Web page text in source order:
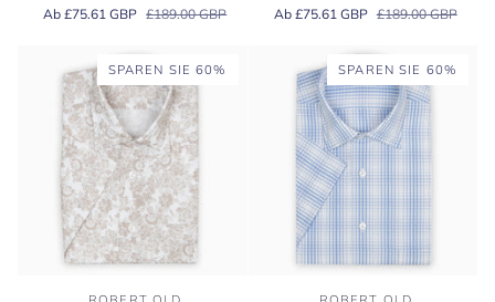
Ab £75.61 GBP £189.00 GBP
Orange
Ab £75.61 GBP £189.00 GBP
SPAREN SIE 60% SPAREN SIE 60%
Hellblaues,